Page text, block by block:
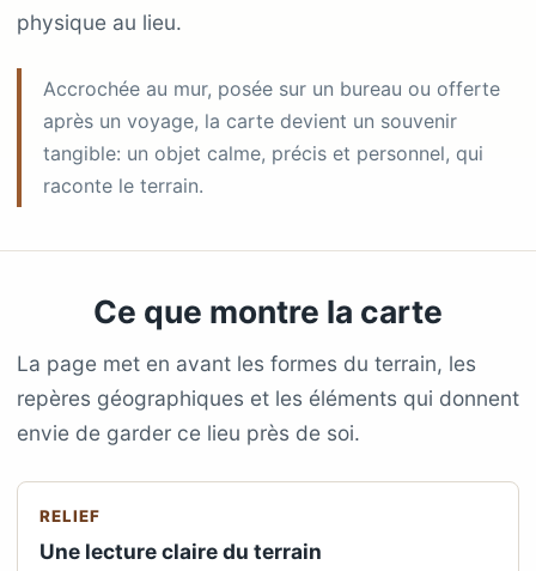
physique au lieu.
Accrochée au mur, posée sur un bureau ou offerte
après un voyage, la carte devient un souvenir
tangible: un objet calme, précis et personnel, qui
raconte le terrain.
Ce que montre la carte
La page met en avant les formes du terrain, les
repères géographiques et les éléments qui donnent
envie de garder ce lieu près de soi.
RELIEF
Une lecture claire du terrain